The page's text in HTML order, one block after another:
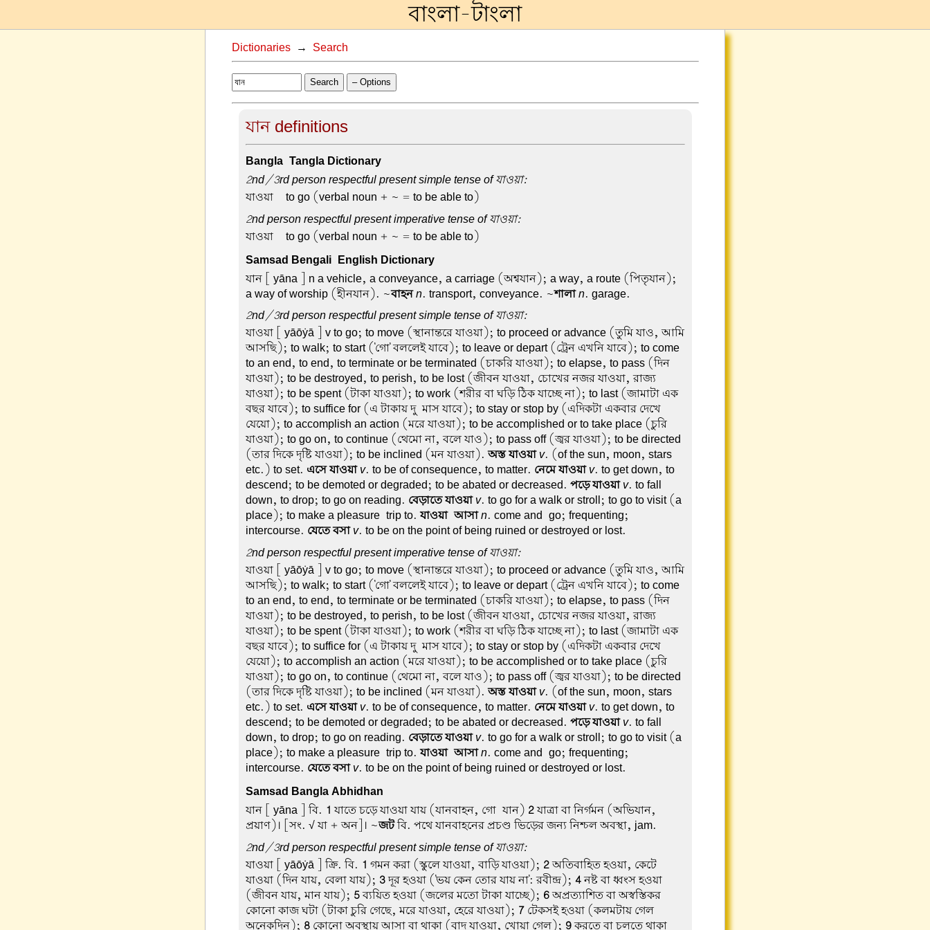
বাংলা-টাংলা
Dictionaries→ Search
Search – Options
যান definitions
Bangla-Tangla Dictionary
2nd/3rd person respectful present simple tense of যাওয়া:
যাওয়া – to go (verbal noun + ~ = to be able to)
2nd person respectful present imperative tense of যাওয়া:
যাওয়া – to go (verbal noun + ~ = to be able to)
Samsad Bengali-English Dictionary
যান[ yāna ] n a vehicle, a conveyance, a carriage (অশ্বযান); a way, a route (পিতৃযান);
a way of worship (হীনযান). ~বাহন n. transport, conveyance. ~শালা n. garage.
2nd/3rd person respectful present simple tense of যাওয়া:
যাওয়া[ yāōẏā ] v to go; to move (স্থানান্তরে যাওয়া); to proceed or advance (তুমি যাও, আমি
আসছি); to walk; to start ('গো' বললেই যাবে); to leave or depart (ট্রেন এখনি যাবে); to come
to an end, to end, to terminate or be terminated (চাকরি যাওয়া); to elapse, to pass (দিন
যাওয়া); to be destroyed, to perish, to be lost (জীবন যাওয়া, চোখের নজর যাওয়া, রাজ্য
যাওয়া); to be spent (টাকা যাওয়া); to work (শরীর বা ঘড়ি ঠিক যাচ্ছে না); to last (জামাটা এক
বছর যাবে); to suffice for (এ টাকায় দু-মাস যাবে); to stay or stop by (এদিকটা একবার দেখে
যেয়ো); to accomplish an action (মরে যাওয়া); to be accomplished or to take place (চুরি
যাওয়া); to go on, to continue (থেমো না, বলে যাও); to pass off (জ্বর যাওয়া); to be directed
(তার দিকে দৃষ্টি যাওয়া); to be inclined (মন যাওয়া).অস্ত যাওয়া v. (of the sun, moon, stars
etc.) to set. এসে যাওয়া v. to be of consequence, to matter. নেমে যাওয়া v. to get down, to
descend; to be demoted or degraded; to be abated or decreased. পড়ে যাওয়া v. to fall
down, to drop; to go on reading. বেড়াতে যাওয়া v. to go for a walk or stroll; to go to visit (a
place); to make a pleasure-trip to.যাওয়া-আসা n. come and-go; frequenting;
intercourse. যেতে বসা v. to be on the point of being ruined or destroyed or lost.
2nd person respectful present imperative tense of যাওয়া:
যাওয়া[ yāōẏā ] v to go; to move (স্থানান্তরে যাওয়া); to proceed or advance (তুমি যাও, আমি
আসছি); to walk; to start ('গো' বললেই যাবে); to leave or depart (ট্রেন এখনি যাবে); to come
to an end, to end, to terminate or be terminated (চাকরি যাওয়া); to elapse, to pass (দিন
যাওয়া); to be destroyed, to perish, to be lost (জীবন যাওয়া, চোখের নজর যাওয়া, রাজ্য
যাওয়া); to be spent (টাকা যাওয়া); to work (শরীর বা ঘড়ি ঠিক যাচ্ছে না); to last (জামাটা এক
বছর যাবে); to suffice for (এ টাকায় দু-মাস যাবে); to stay or stop by (এদিকটা একবার দেখে
যেয়ো); to accomplish an action (মরে যাওয়া); to be accomplished or to take place (চুরি
যাওয়া); to go on, to continue (থেমো না, বলে যাও); to pass off (জ্বর যাওয়া); to be directed
(তার দিকে দৃষ্টি যাওয়া); to be inclined (মন যাওয়া).অস্ত যাওয়া v. (of the sun, moon, stars
etc.) to set. এসে যাওয়া v. to be of consequence, to matter. নেমে যাওয়া v. to get down, to
descend; to be demoted or degraded; to be abated or decreased. পড়ে যাওয়া v. to fall
down, to drop; to go on reading. বেড়াতে যাওয়া v. to go for a walk or stroll; to go to visit (a
place); to make a pleasure-trip to.যাওয়া-আসা n. come and-go; frequenting;
intercourse. যেতে বসা v. to be on the point of being ruined or destroyed or lost.
Samsad Bangla Abhidhan
যান[ yāna ] বি. 1 যাতে চড়ে যাওয়া যায় (যানবাহন, গো-যান) 2যাত্রা বা নির্গমন (অভিযান,
প্রয়াণ)। [সং. √ যা + অন]। ~জটবি. পথে যানবাহনের প্রচণ্ড ভিড়ের জন্য নিশ্চল অবস্থা, jam.
2nd/3rd person respectful present simple tense of যাওয়া:
যাওয়া[ yāōẏā ] ক্রি. বি. 1 গমন করা (স্কুলে যাওয়া, বাড়ি যাওয়া); 2অতিবাহিত হওয়া, কেটে
যাওয়া (দিন যায়, বেলা যায়); 3দূর হওয়া ('ভয় কেন তোর যায় না': রবীন্দ্র); 4নষ্ট বা ধ্বংস হওয়া
(জীবন যায়, মান যায়); 5ব্যয়িত হওয়া (জলের মতো টাকা যাচ্ছে); 6অপ্রত্যাশিত বা অস্বস্তিকর
কোনো কাজ ঘটা (টাকা চুরি গেছে, মরে যাওয়া, হেরে যাওয়া); 7টেকসই হওয়া (কলমটায় গেল
অনেকদিন); 8কোনো অবস্থায় আসা বা থাকা (বাদ যাওয়া, খোয়া গেল); 9করতে বা চলতে থাকা